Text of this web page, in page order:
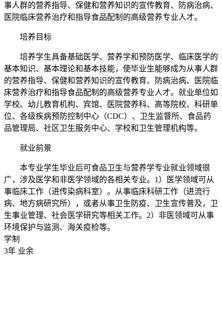
事人群的营养指导、保健和营养知识的宣传教育、防病治病、
医院临床营养治疗和指导食品配制的高级营养专业人才。
培养目标
培养学生具备基础医学、营养学和预防医学、临床医学的
基本知识、基本理论和基本技能，使毕业生能够成为从事人群
的营养指导、保健和营养知识的宣传教育、防病治病、医院临
床营养治疗和指导食品配制的高级营养专业人才。就业单位如
学校、幼儿教育机构、宾馆、医院营养科、高等院校、科研单
位、各级疾病预防控制中心（CDC）、卫生监督所、食品药
品管理局、社区卫生服务中心、学校和卫生管理机构等。
就业前景
本专业学生毕业后可食品卫生与营养学专业就业领域很
广，涉及医学和非医学领域的各相关专业。1）医学领域可从
事临床工作（进传染病科室）。从事临床科研工作（进流行
病、地方病研究所），或者从事卫生防疫、卫生宣传普及，卫
生事业管理、社会医学研究等相关工作。2）非医领域可从事
环境保护与监测、海关疫检等。
学制
3年 业余